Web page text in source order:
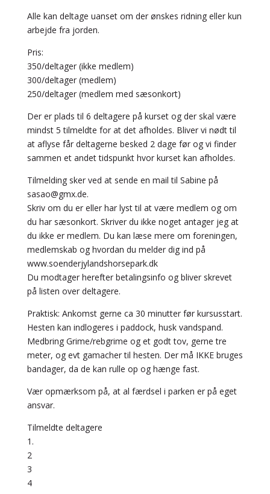
Alle kan deltage uanset om der ønskes ridning eller kun
arbejde fra jorden.
Pris:
350/deltager (ikke medlem)
300/deltager (medlem)
250/deltager (medlem med sæsonkort)
Der er plads til 6 deltagere på kurset og der skal være
mindst 5 tilmeldte for at det afholdes. Bliver vi nødt til
at aflyse får deltagerne besked 2 dage før og vi finder
sammen et andet tidspunkt hvor kurset kan afholdes.
Tilmelding sker ved at sende en mail til Sabine på
sasao@gmx.de.
Skriv om du er eller har lyst til at være medlem og om
du har sæsonkort. Skriver du ikke noget antager jeg at
du ikke er medlem. Du kan læse mere om foreningen,
medlemskab og hvordan du melder dig ind på
www.soenderjylandshorsepark.dk
Du modtager herefter betalingsinfo og bliver skrevet
på listen over deltagere.
Praktisk: Ankomst gerne ca 30 minutter før kursusstart.
Hesten kan indlogeres i paddock, husk vandspand.
Medbring Grime/rebgrime og et godt tov, gerne tre
meter, og evt gamacher til hesten. Der må IKKE bruges
bandager, da de kan rulle op og hænge fast.
Vær opmærksom på, at al færdsel i parken er på eget
ansvar.
Tilmeldte deltagere
1.
2
3
4